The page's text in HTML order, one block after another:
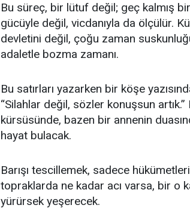
Bu süreç, bir lütuf değil; geç kalmış
gücüyle değil, vicdanıyla da ölçülür.
devletini değil, çoğu zaman
adaletle bozma zamanı.
Bu satırları yazarken bir köşe
“Silahlar değil, sözler konuşsun
kürsüsünde, bazen bir annenin
hayat bulacak.
Barışı tescillemek, sadece
topraklarda ne kadar acı varsa, bir o
yürürsek yeşerecek.